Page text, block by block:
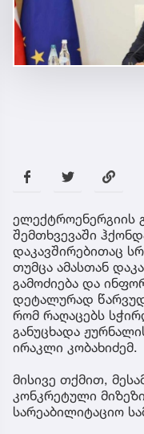
ელექტროენერგიის
შემთხვევაში
დაკავშირებითაც
თუმცა ამასთან
გამოძიება და
დეტალურად
რომ რაღაცებს
განუცხადა
ირაკლი კობახიძემ.
მისივე თქმით,
კონკრეტული
სარეაბილიტაციო